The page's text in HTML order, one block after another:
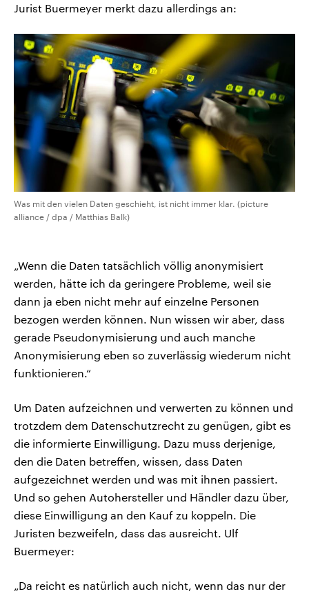
Jurist Buermeyer merkt dazu allerdings an:
Was mit den vielen Daten geschieht, ist nicht immer klar. (picture
alliance / dpa / Matthias Balk)
„Wenn die Daten tatsächlich völlig anonymisiert
werden, hätte ich da geringere Probleme, weil sie
dann ja eben nicht mehr auf einzelne Personen
bezogen werden können. Nun wissen wir aber, dass
gerade Pseudonymisierung und auch manche
Anonymisierung eben so zuverlässig wiederum nicht
funktionieren.“
Um Daten aufzeichnen und verwerten zu können und
trotzdem dem Datenschutzrecht zu genügen, gibt es
die informierte Einwilligung. Dazu muss derjenige,
den die Daten betreffen, wissen, dass Daten
aufgezeichnet werden und was mit ihnen passiert.
Und so gehen Autohersteller und Händler dazu über,
diese Einwilligung an den Kauf zu koppeln. Die
Juristen bezweifeln, dass das ausreicht. Ulf
Buermeyer:
„Da reicht es natürlich auch nicht, wenn das nur der